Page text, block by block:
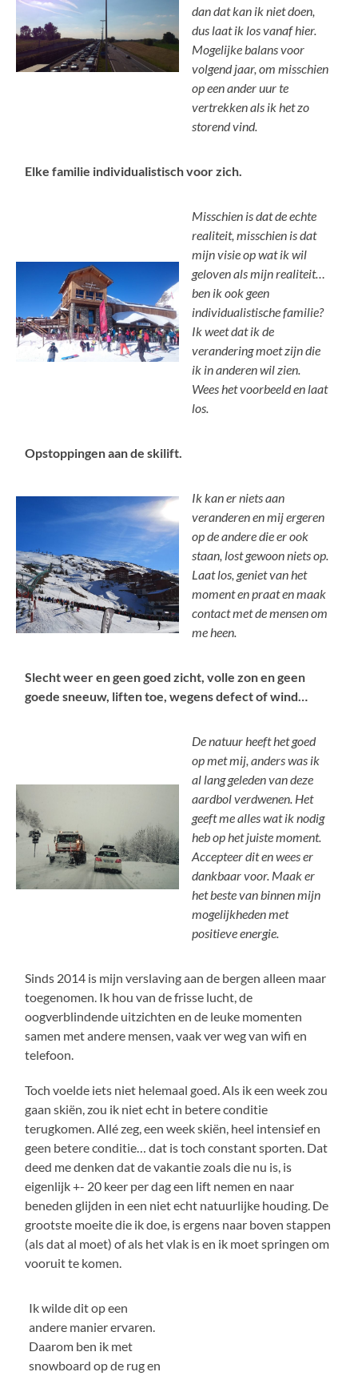
dan dat kan ik niet doen,
dus laat ik los vanaf hier.
Mogelijke balans voor
volgend jaar, om misschien
op een ander uur te
vertrekken als ik het zo
storend vind.
Elke familie individualistisch voor zich.
Misschien is dat de echte
realiteit, misschien is dat
mijn visie op wat ik wil
geloven als mijn realiteit…
ben ik ook geen
individualistische familie?
Ik weet dat ik de
verandering moet zijn die
ik in anderen wil zien.
Wees het voorbeeld en laat
los.
Opstoppingen aan de skilift.
Ik kan er niets aan
veranderen en mij ergeren
op de andere die er ook
staan, lost gewoon niets op.
Laat los, geniet van het
moment en praat en maak
contact met de mensen om
me heen.
Slecht weer en geen goed zicht, volle zon en geen
goede sneeuw, liften toe, wegens defect of wind…
De natuur heeft het goed
op met mij, anders was ik
al lang geleden van deze
aardbol verdwenen. Het
geeft me alles wat ik nodig
heb op het juiste moment.
Accepteer dit en wees er
dankbaar voor. Maak er
het beste van binnen mijn
mogelijkheden met
positieve energie.
Sinds 2014 is mijn verslaving aan de bergen alleen maar
toegenomen. Ik hou van de frisse lucht, de
oogverblindende uitzichten en de leuke momenten
samen met andere mensen, vaak ver weg van wifi en
telefoon.
Toch voelde iets niet helemaal goed. Als ik een week zou
gaan skiën, zou ik niet echt in betere conditie
terugkomen. Allé zeg, een week skiën, heel intensief en
geen betere conditie… dat is toch constant sporten. Dat
deed me denken dat de vakantie zoals die nu is, is
eigenlijk +- 20 keer per dag een lift nemen en naar
beneden glijden in een niet echt natuurlijke houding. De
grootste moeite die ik doe, is ergens naar boven stappen
(als dat al moet) of als het vlak is en ik moet springen om
vooruit te komen.
Ik wilde dit op een
andere manier ervaren.
Daarom ben ik met
snowboard op de rug en